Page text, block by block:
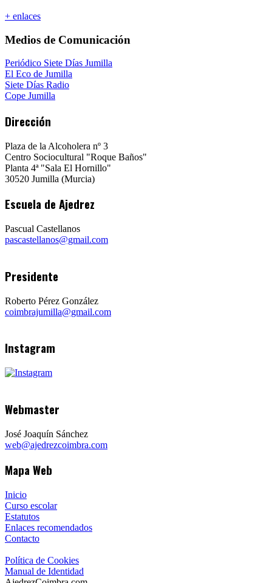
+ enlaces
Medios de Comunicación
Periódico Siete Días Jumilla
El Eco de Jumilla
Siete Días Radio
Cope Jumilla
Dirección
Plaza de la Alcoholera nº 3
Centro Sociocultural "Roque Baños"
Planta 4ª "Sala El Hornillo"
30520 Jumilla (Murcia)
Escuela de Ajedrez
Pascual Castellanos
pascastellanos@gmail.com
Presidente
Roberto Pérez González
coimbrajumilla@gmail.com
Instagram
Webmaster
José Joaquín Sánchez
web@ajedrezcoimbra.com
Mapa Web
Inicio
Curso escolar
Estatutos
Enlaces recomendados
Contacto
Política de Cookies
Manual de Identidad